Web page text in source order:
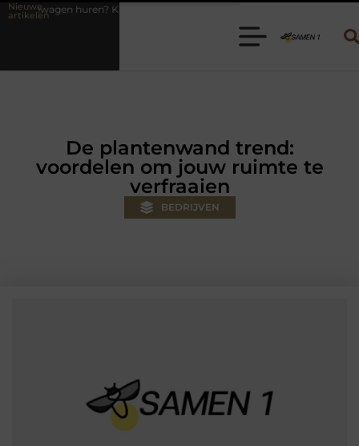
Nieuwe
artikelen
Kies de juiste aanhanger voor jouw klus
De plantenwand trend:
voordelen om jouw ruimte te
verfraaien
BEDRIJVEN